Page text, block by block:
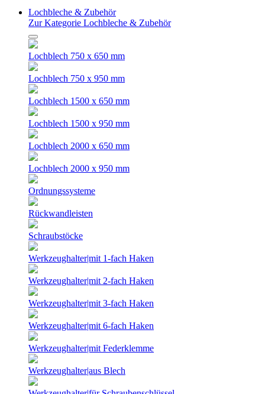
Lochbleche & Zubehör
Zur Kategorie Lochbleche & Zubehör
Lochblech 750 x 650 mm
Lochblech 750 x 950 mm
Lochblech 1500 x 650 mm
Lochblech 1500 x 950 mm
Lochblech 2000 x 650 mm
Lochblech 2000 x 950 mm
Ordnungssysteme
Rückwandleisten
Schraubstöcke
Werkzeughalter|mit 1-fach Haken
Werkzeughalter|mit 2-fach Haken
Werkzeughalter|mit 3-fach Haken
Werkzeughalter|mit 6-fach Haken
Werkzeughalter|mit Federklemme
Werkzeughalter|aus Blech